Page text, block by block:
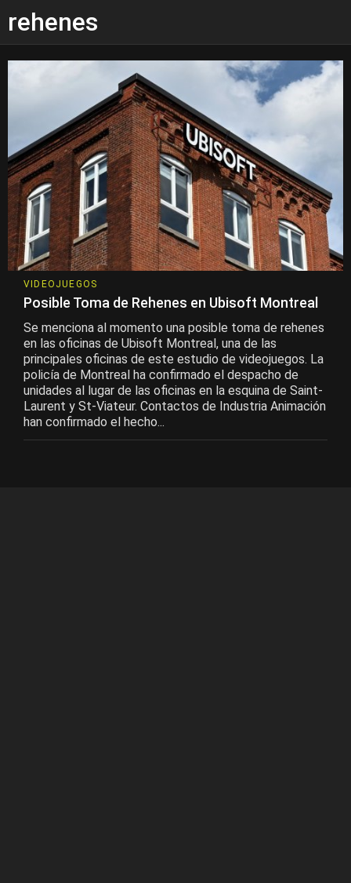
rehenes
VIDEOJUEGOS
Posible Toma de Rehenes en Ubisoft Montreal
Se menciona al momento una posible toma de rehenes
en las oficinas de Ubisoft Montreal, una de las
principales oficinas de este estudio de videojuegos. La
policía de Montreal ha confirmado el despacho de
unidades al lugar de las oficinas en la esquina de Saint-
Laurent y St-Viateur. Contactos de Industria Animación
han confirmado el hecho...